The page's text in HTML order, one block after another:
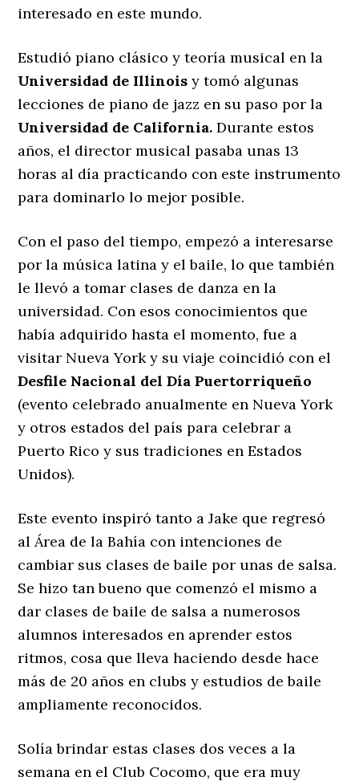
interesado en este mundo.
Estudió piano clásico y teoría musical en la
Universidad de Illinois y tomó algunas
lecciones de piano de jazz en su paso por la
Universidad de California. Durante estos
años, el director musical pasaba unas 13
horas al día practicando con este instrumento
para dominarlo lo mejor posible.
Con el paso del tiempo, empezó a interesarse
por la música latina y el baile, lo que también
le llevó a tomar clases de danza en la
universidad. Con esos conocimientos que
había adquirido hasta el momento, fue a
visitar Nueva York y su viaje coincidió con el
Desfile Nacional del Día Puertorriqueño
(evento celebrado anualmente en Nueva York
y otros estados del país para celebrar a
Puerto Rico y sus tradiciones en Estados
Unidos).
Este evento inspiró tanto a Jake que regresó
al Área de la Bahía con intenciones de
cambiar sus clases de baile por unas de salsa.
Se hizo tan bueno que comenzó el mismo a
dar clases de baile de salsa a numerosos
alumnos interesados en aprender estos
ritmos, cosa que lleva haciendo desde hace
más de 20 años en clubs y estudios de baile
ampliamente reconocidos.
Solía brindar estas clases dos veces a la
semana en el Club Cocomo, que era muy